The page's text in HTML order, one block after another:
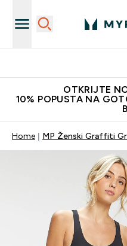
OTKRIJTE
10% POPUSTA NA
Home MP Ženski Graffiti